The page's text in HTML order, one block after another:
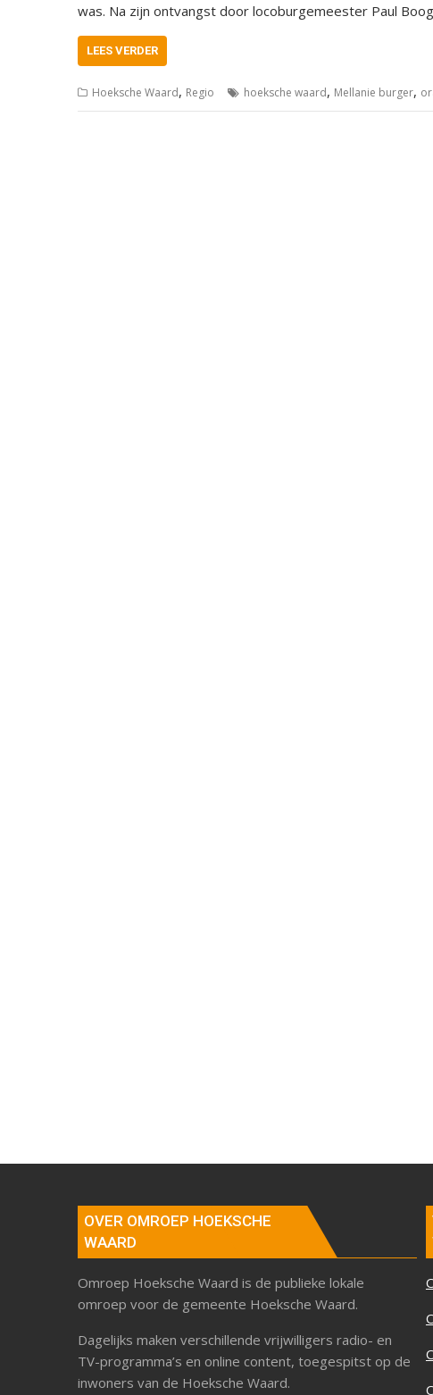
was. Na zijn ontvangst door locoburgemeester Paul
LEES VERDER
Hoeksche Waard, Regio hoeksche waard, Mellanie burger,
OVER OMROEP HOEKSCHE
WAARD
Omroep Hoeksche Waard is de publieke lokale
omroep voor de gemeente Hoeksche Waard.
Dagelijks maken verschillende vrijwilligers radio- en
TV-programma’s en online content, toegespitst op de
inwoners van de Hoeksche Waard.